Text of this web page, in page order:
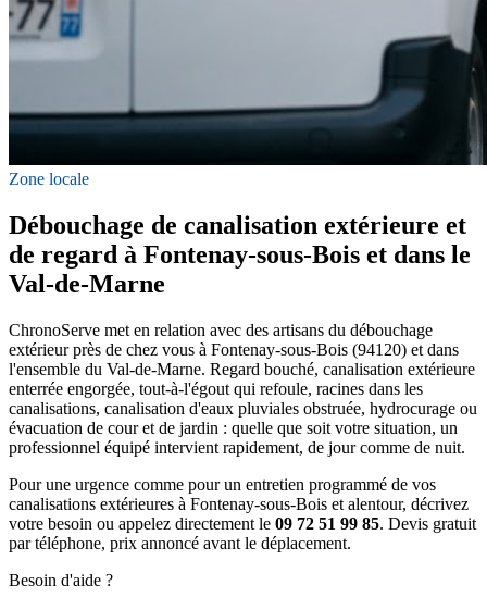
Zone locale
Débouchage de canalisation extérieure et
de regard à Fontenay-sous-Bois et dans le
Val-de-Marne
ChronoServe met en relation avec des artisans du débouchage
extérieur près de chez vous à Fontenay-sous-Bois (94120) et dans
l'ensemble du Val-de-Marne. Regard bouché, canalisation extérieure
enterrée engorgée, tout-à-l'égout qui refoule, racines dans les
canalisations, canalisation d'eaux pluviales obstruée, hydrocurage ou
évacuation de cour et de jardin : quelle que soit votre situation, un
professionnel équipé intervient rapidement, de jour comme de nuit.
Pour une urgence comme pour un entretien programmé de vos
canalisations extérieures à Fontenay-sous-Bois et alentour, décrivez
votre besoin ou appelez directement le 09 72 51 99 85. Devis gratuit
par téléphone, prix annoncé avant le déplacement.
Besoin d'aide ?